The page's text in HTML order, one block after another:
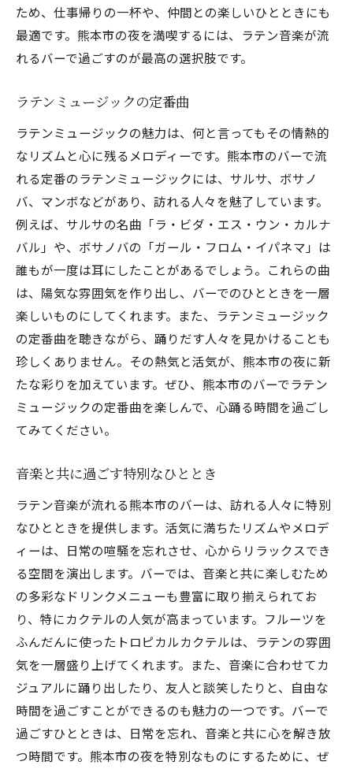
ため、仕事帰りの一杯や、仲間との楽しいひとときにも
最適です。熊本市の夜を満喫するには、ラテン音楽が流
れるバーで過ごすのが最高の選択肢です。
ラテンミュージックの定番曲
ラテンミュージックの魅力は、何と言ってもその情熱的
なリズムと心に残るメロディーです。熊本市のバーで流
れる定番のラテンミュージックには、サルサ、ボサノ
バ、マンボなどがあり、訪れる人々を魅了しています。
例えば、サルサの名曲「ラ・ビダ・エス・ウン・カルナ
バル」や、ボサノバの「ガール・フロム・イパネマ」は
誰もが一度は耳にしたことがあるでしょう。これらの曲
は、陽気な雰囲気を作り出し、バーでのひとときを一層
楽しいものにしてくれます。また、ラテンミュージック
の定番曲を聴きながら、踊りだす人々を見かけることも
珍しくありません。その熱気と活気が、熊本市の夜に新
たな彩りを加えています。ぜひ、熊本市のバーでラテン
ミュージックの定番曲を楽しんで、心踊る時間を過ごし
てみてください。
音楽と共に過ごす特別なひととき
ラテン音楽が流れる熊本市のバーは、訪れる人々に特別
なひとときを提供します。活気に満ちたリズムやメロデ
ィーは、日常の喧騒を忘れさせ、心からリラックスでき
る空間を演出します。バーでは、音楽と共に楽しむため
の多彩なドリンクメニューも豊富に取り揃えられてお
り、特にカクテルの人気が高まっています。フルーツを
ふんだんに使ったトロピカルカクテルは、ラテンの雰囲
気を一層盛り上げてくれます。また、音楽に合わせてカ
ジュアルに踊り出したり、友人と談笑したりと、自由な
時間を過ごすことができるのも魅力の一つです。バーで
過ごすひとときは、日常を忘れ、音楽と共に心を解き放
つ時間です。熊本市の夜を特別なものにするために、ぜ